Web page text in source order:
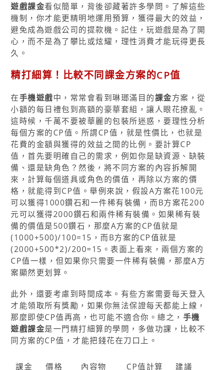
遊戲課金看似簡單，背後卻藏著許多學問。了解這些
機制，你才能更精明地運用預算，獲得最大的效益，
避免成為遊戲公司的提款機。記住，玩遊戲是為了開
心，而不是為了攀比或炫耀，理性消費才能玩得更長
久。
精打細算！比較不同課金方案的CP值
在手機遊戲中，常常會看到琳瑯滿目的課金方案，從
小額的每日禮包到高額的豪華套組，讓人眼花撩亂。
這時候，千萬不要被華麗的包裝所迷惑，要理性分析
每個方案的CP值。所謂CP值，就是性價比，也就是
花費的金額與獲得的效益之間的比例。要計算CP
值，首先要明確自己的需求，例如你是缺資源、缺裝
備、還是缺角色？然後，將不同方案的內容拆解開
來，計算每個道具或角色的價值，再除以方案的價
格，就能得到CP值。舉例來說，假設A方案花100元
可以獲得1000鑽石和一件稀有裝備，而B方案花200
元可以獲得2000鑽石和兩件稀有裝備。如果稀有裝
備的價值是500鑽石，那麼A方案的CP值就是
(1000+500)/100=15，而B方案的CP值就是
(2000+500*2)/200=15。表面上看來，兩個方案的
CP值一樣，但如果你只需要一件稀有裝備，那麼A方
案顯然更划算。
此外，還要考慮到時間成本。有些方案需要每天登入
才能領取所有獎勵，如果你無法保證每天都能上線，
那麼即使CP值再高，也可能不適合你。總之， 手機
遊戲課金是一門精打細算的學問，多做功課，比較不
同方案的CP值，才能把錢花在刀口上。
課金 價格 內容物 CP值計算 建議